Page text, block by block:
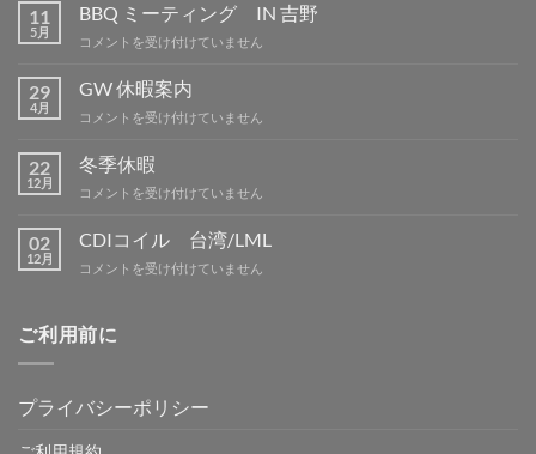
11
5月
BBQ ミーティング IN 吉野
BBQ
ー
ィ
グ
吉
は
コメントを受け付けていません
29
4月
GW 休暇案内
GW
暇
案
内
コメントを受け付けていません
22
12月
冬季休暇
冬
休
は
コメントを受け付けていません
02
12月
CDIコイル 台湾/LML
CDI
ル
台
コメントを受け付けていません
ご利用前に
プライバシーポリシー